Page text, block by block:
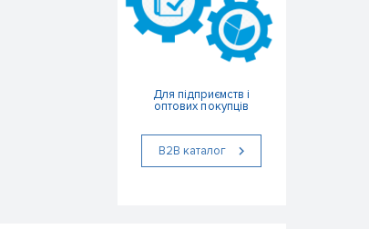
Для підприємств і
оптових покупців
В2В каталог